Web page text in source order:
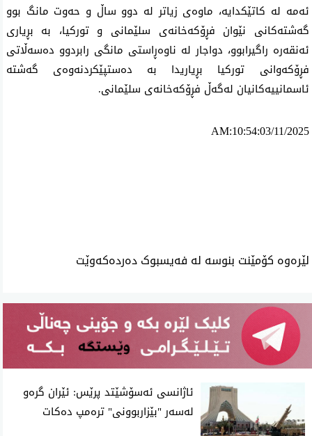
ئەمە لە کاتێکدایە، ماوەی زیاتر لە دوو ساڵ و حەوت مانگ بوو
گەشتەکانی نێوان فڕۆکەخانەی سلێمانی و تورکیا، بە بڕیاری
ئەنقەرە راگیرابوو، دواجار لە ناوەڕاستی مانگی رابردوو دەسەڵاتی
فڕۆکەوانی تورکیا بڕیاریدا بە دەستپێکردنەوەی گەشتە
ئاسمانییەکانیان لەگەڵ فڕۆکەخانەی سلێمانی.
AM:10:54:03/11/2025
لێرەوە کۆمێنت بنوسە لە فەیسبوک دەردەکەوێت
ئاژانسی ئەسۆشێتد پرێس: ئێران گرەو
لەسەر "بێزاربوونی" ترەمپ دەکات